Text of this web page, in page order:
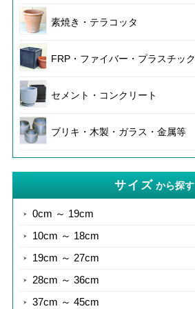
素焼き・テラコッタ
FRP・ファイバー・プラスチック
セメント・コンクリート
ブリキ・木製・ガラス・金属等
サイズ から探す
0cm ～ 19cm
10cm ～ 18cm
19cm ～ 27cm
28cm ～ 36cm
37cm ～ 45cm